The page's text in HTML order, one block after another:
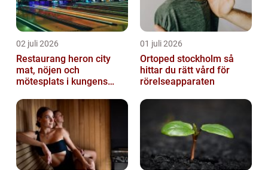
02 juli 2026
Restaurang heron city
mat, nöjen och
mötesplats i kungens
01 juli 2026
Ortoped stockholm så
hittar du rätt vård för
rörelseapparaten